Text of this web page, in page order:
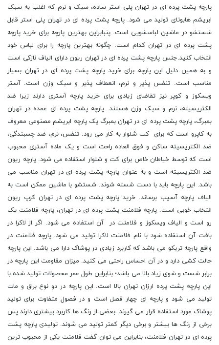
پارچه پشت پرده ای در تهران پلی استر ساده، سبک و نرم که اغلب به سبک
ابریشم هابوتای تولید می شود. پارچه پشت پرده ای در تهران پلی استر قابل
شستشو در ماشین لباسشویی است. پنبابراین بهترین پارچه برای خرید پارچه
پشت پرده ای در تهران کدام است. چگونه بهترین پارچه را برای لباس خود
انتخاب کنید.جنس پارچه پشت پرده ای در تهران ریون دارای الیاف نازکی است
و به همین دلیل این پارچه برای خرید پارچه پشت پرده ای در تهران بسیار
مناسب است. تنفس پذیر و نرم، انعطاف پذیر و سبک وزن است. آستر
ویسکوز و کوپر نیز تقاضای زیادی برای خرید پارچه آستری دارند زیرا ضد
الکتریسیته، نرم و سبک وزن هستند. پارچه پشت پرده ای عمده در تهران
بمبرگ، پارچه پشت پرده ای در تهران بمبرگ یک پارچه ابریشم مصنوعی معروف
به کاپرو است که برای کت شلوار به کار می رود. تنفس، نرم، ضد چسبندگی،
ضد الکتریسیته ساکن و فوق العاده راحت است و یک ماده آستری محبوب
است که توسط خیاطان خاص برای کت و شلوار استفاده می شود. پارچه ریون
ضد الکتریسیته است و به عنوان پارچه پشت پرده ای در تهران مناسب می
باشد. این پارچه باید با دست شسته شوند. شستشو با ماشین ممکن است به
الیاف پارچه آسیب برساند. خرید پارچه پشت پرده ای در تهران کرپ ریون
انتخاب خوبی است. پارچه فلامنت پشت پرده ای در تهران، پارچه فلامنت یک
رو است و الیاف ویسکوز و فلامنت در آن استفاده می شود. اگر از لاکرا در
بافت آن استفاده شود با نام فلامنت لاکرا تولید می شود. پارچه فلامنت در
واقع پارچه تریکو می باشد که کاربرد زیادی در پوشاک دارا می باشد. این پارچه
حالت کشی دارد و در آن احساس راحتی می کنید. میزان مقاومت این پارچه در
برابر شست و شوی زیاد بالا می باشد؛ بنابراین طول عمر محصولات تولید شده با
این پارچه پشت پرده ارزان تهران بالا است. این پارچه در دو نوع براق و مات
تولید می شود و پارچه ای چهار فصل است و در فصول متفاوت برای تولید
پوشاک مورد استفاده قرار می گیرند. بعضی از رنگ ها کاربرد بیشتری دارند پس
برخی از رنگ ها بیشتر و برخی دیگر کمتر تولید می شوند. تولیدی پارچه پشت
پرده ای در تهران فلامنت، بنابراین می توان گفت فلامنت یکی از محبوب ترین